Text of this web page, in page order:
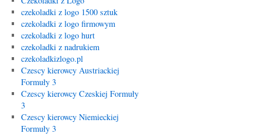
czekoladki z logo 1500 sztuk
czekoladki z logo firmowym
czekoladki z logo hurt
czekoladki z nadrukiem
czekoladkizlogo.pl
Czescy kierowcy Austriackiej
Formuły 3
Czescy kierowcy Czeskiej Formuły
3
Czescy kierowcy Niemieckiej
Formuły 3